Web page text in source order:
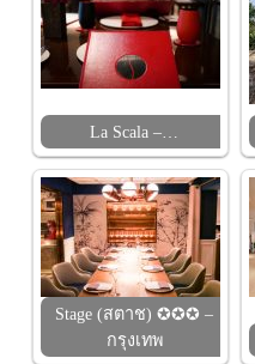
La Scala –…
Stage (สตาช) ✪✪✪ –
กรุงเทพ